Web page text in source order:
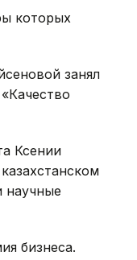
которых
занял
Ксении
научные
бизнеса.